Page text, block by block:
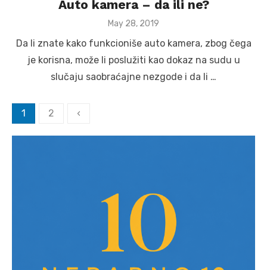
Auto kamera – da ili ne?
Posted
May 28, 2019
Da li znate kako funkcioniše auto kamera, zbog čega
je korisna, može li poslužiti kao dokaz na sudu u
slučaju saobraćajne nezgode i da li …
Posts
1 2 ‹